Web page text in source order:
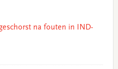
na fouten in IND-